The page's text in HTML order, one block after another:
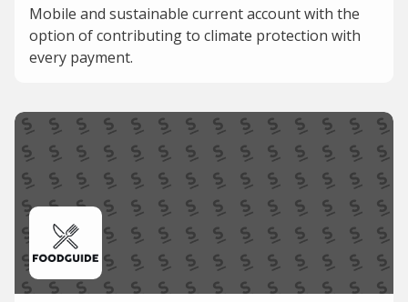
Mobile and sustainable current account with the
option of contributing to climate protection with
every payment.